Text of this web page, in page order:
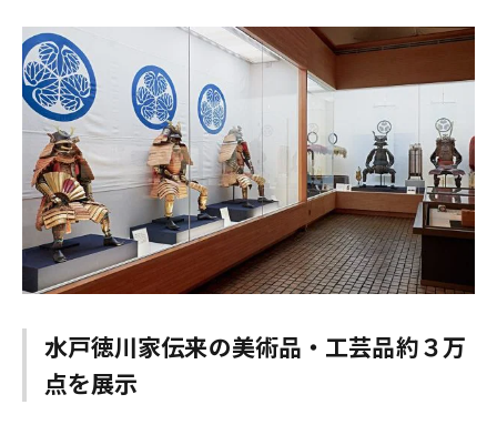
水戸徳川家伝来の美術品・工芸品約３万
点を展示